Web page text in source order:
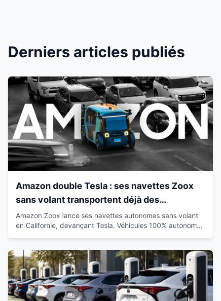
Derniers articles publiés
Amazon double Tesla : ses navettes Zoox
sans volant transportent déjà des
passagers en Californie
Amazon Zoox lance ses navettes autonomes sans volant
en Californie, devançant Tesla. Véhicules 100% autonomes